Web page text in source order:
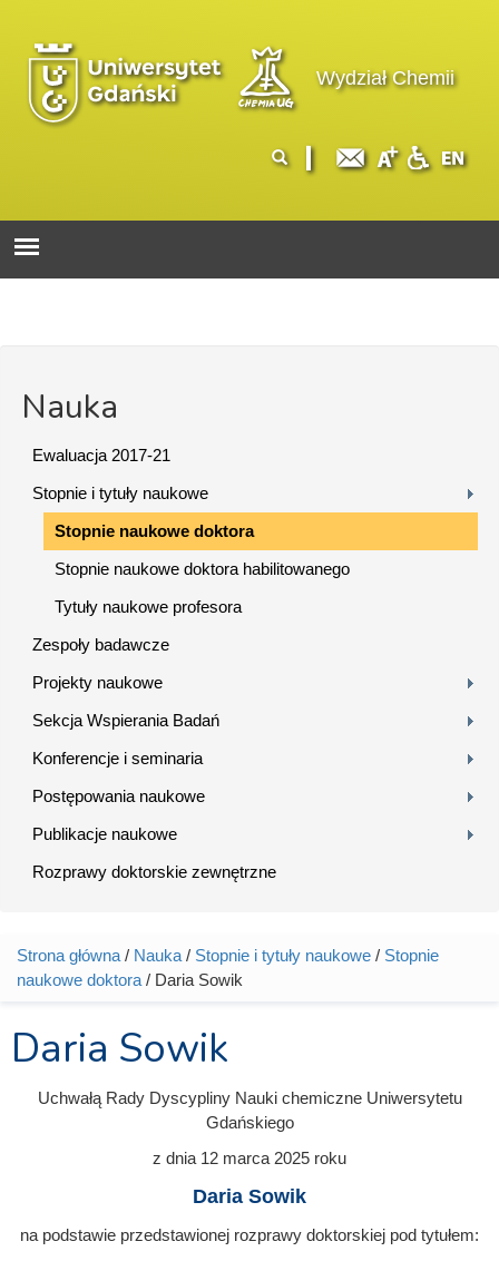
Wydział Chemii
wyszukiwania
Nauka
Ewaluacja 2017-21
Stopnie i tytuły naukowe
Stopnie naukowe doktora
Stopnie naukowe doktora habilitowanego
Tytuły naukowe profesora
Zespoły badawcze
Projekty naukowe
Sekcja Wspierania Badań
Konferencje i seminaria
Postępowania naukowe
Publikacje naukowe
Rozprawy doktorskie zewnętrzne
Jesteś tutaj
Strona główna / Nauka / Stopnie i tytuły naukowe / Stopnie
naukowe doktora / Daria Sowik
Daria Sowik
Uchwałą Rady Dyscypliny Nauki chemiczne Uniwersytetu
Gdańskiego
z dnia 12 marca 2025 roku
Daria Sowik
na podstawie przedstawionej rozprawy doktorskiej pod tytułem: